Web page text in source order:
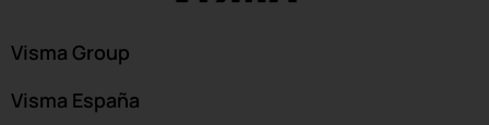
Visma Group
Visma España